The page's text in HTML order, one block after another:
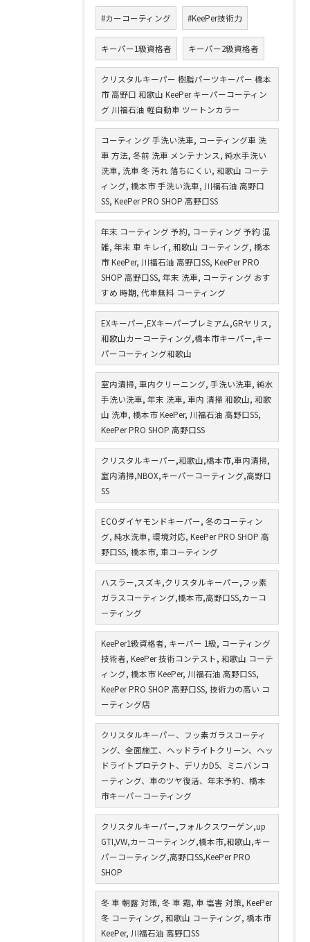
#カーコーティング #KeePer技術力
キーパー1級資格者 キーパー2級資格者
クリスタルキーパー 樹脂パーツキーパー 橋本
市 高野口 和歌山 KeePer キーパーコーティン
グ 川福石油 軽自動車 ツートンカラー
コーティング 手洗い洗車, コーティング車 洗
車 方法, 冬前 洗車 メンテナンス, 純水手洗い
洗車, 洗車 冬 汚れ 落ちにくい, 和歌山 コーテ
ィング, 橋本市 手洗い洗車, 川福石油 高野口
SS, KeePer PRO SHOP 高野口SS
年末 コーティング 予約, コーティング 予約 混
雑, 年末 車 キレイ, 和歌山 コーティング, 橋本
市 KeePer, 川福石油 高野口SS, KeePer PRO
SHOP 高野口SS, 年末 洗車, コーティング おす
すめ 時期, 代車無料 コーティング
EXキーパー,EXキーパープレミアム,GRヤリス,
和歌山カーコーティング,橋本市キーパー,キー
パーコーティング和歌山
室内清掃, 車内クリーニング, 手洗い洗車, 純水
手洗い洗車, 年末 洗車, 車内 清掃 和歌山, 和歌
山 洗車, 橋本市 KeePer, 川福石油 高野口SS,
KeePer PRO SHOP 高野口SS
クリスタルキーパー,和歌山,橋本市,車内清掃,
室内清掃,NBOX,キーパーコーティング,高野口
SS
ECOダイヤモンドキーパー, 冬のコーティン
グ, 純水洗車, 環境対応, KeePer PRO SHOP 高
野口SS, 橋本市, 車コーティング
ハスラー,スズキ,クリスタルキーパー,フッ素
ガラスコーティング,橋本市,高野口SS,カーコ
ーティング
KeePer1級資格者, キーパー 1級, コーティング
技術者, KeePer 技術コンテスト, 和歌山 コーテ
ィング, 橋本市 KeePer, 川福石油 高野口SS,
KeePer PRO SHOP 高野口SS, 技術力の高い コ
ーティング店
クリスタルキーパー、フッ素ガラスコーティ
ング、全面施工、ヘッドライトクリーン、ヘッ
ドライトプロテクト、デリカD5、ミニバンコ
ーティング、車のツヤ復活、年末予約、橋本
市キーパーコーティング
クリスタルキーパー,フォルクスワーゲン,up
GTI,VW,カーコーティング,橋本市,和歌山,キー
パーコーティング,高野口SS,KeePer PRO
SHOP
冬 車 朝露 対策, 冬 車 霜, 車 塩害 対策, KeePer
冬 コーティング, 和歌山 コーティング, 橋本市
KeePer, 川福石油 高野口SS